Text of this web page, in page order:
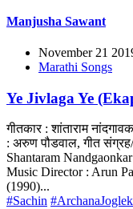
Manjusha Sawant
November 21
Marathi Songs
Ye Jivlaga Ye
गीतकार : शांताराम
: अरुण पौडवाल, गीत
Shantaram
Music Director : Arun
(1990)...
#Sachin